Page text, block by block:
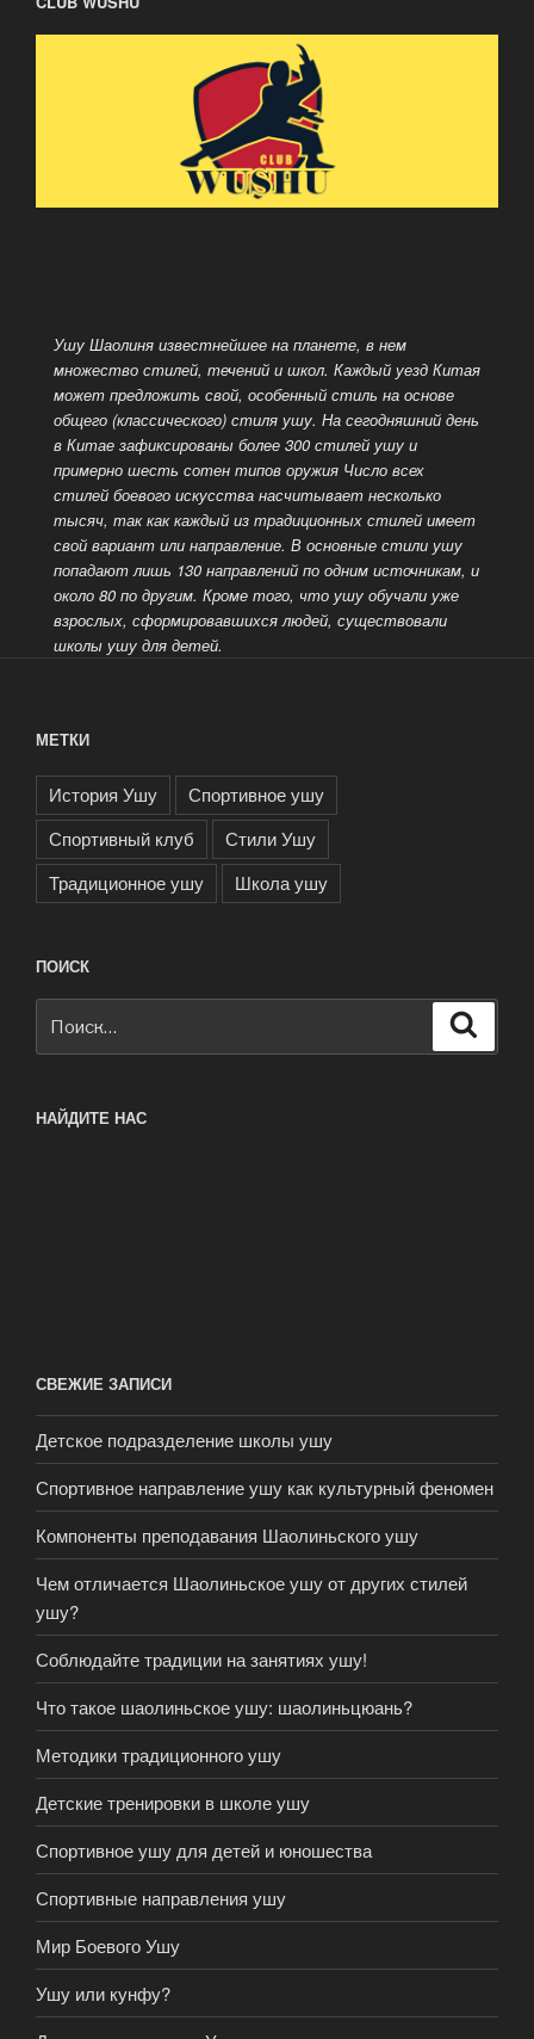
Ушу Шаолиня известнейшее на планете, в нем
множество стилей, течений и школ. Каждый уезд Китая
может предложить свой, особенный стиль на основе
общего (классического) стиля ушу. На сегодняшний день
в Китае зафиксированы более 300 стилей ушу и
примерно шесть сотен типов оружия Число всех
стилей боевого искусства насчитывает несколько
тысяч, так как каждый из традиционных стилей имеет
свой вариант или направление. В основные стили ушу
попадают лишь 130 направлений по одним источникам, и
около 80 по другим. Кроме того, что ушу обучали уже
взрослых, сформировавшихся людей, существовали
школы ушу для детей.
МЕТКИ
История Ушу
Спортивное ушу
Спортивный клуб
Стили Ушу
Традиционное ушу
Школа ушу
ПОИСК
НАЙДИТЕ НАС
СВЕЖИЕ ЗАПИСИ
Детское подразделение школы ушу
Спортивное направление ушу как культурный феномен
Компоненты преподавания Шаолиньского ушу
Чем отличается Шаолиньское ушу от других стилей
ушу?
Соблюдайте традиции на занятиях ушу!
Что такое шаолиньское ушу: шаолиньцюань?
Методики традиционного ушу
Детские тренировки в школе ушу
Спортивное ушу для детей и юношества
Спортивные направления ушу
Мир Боевого Ушу
Ушу или кунфу?